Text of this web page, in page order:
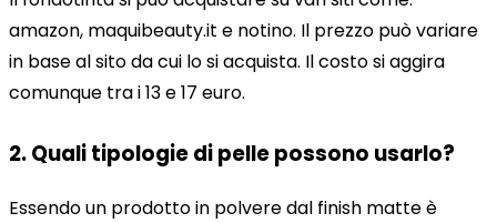
amazon, maquibeauty.it e notino. Il prezzo può variare
in base al sito da cui lo si acquista. Il costo si aggira
comunque tra i 13 e 17 euro.
2. Quali tipologie di pelle possono usarlo?
Essendo un prodotto in polvere dal finish matte è